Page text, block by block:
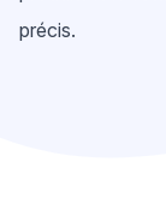
précis.